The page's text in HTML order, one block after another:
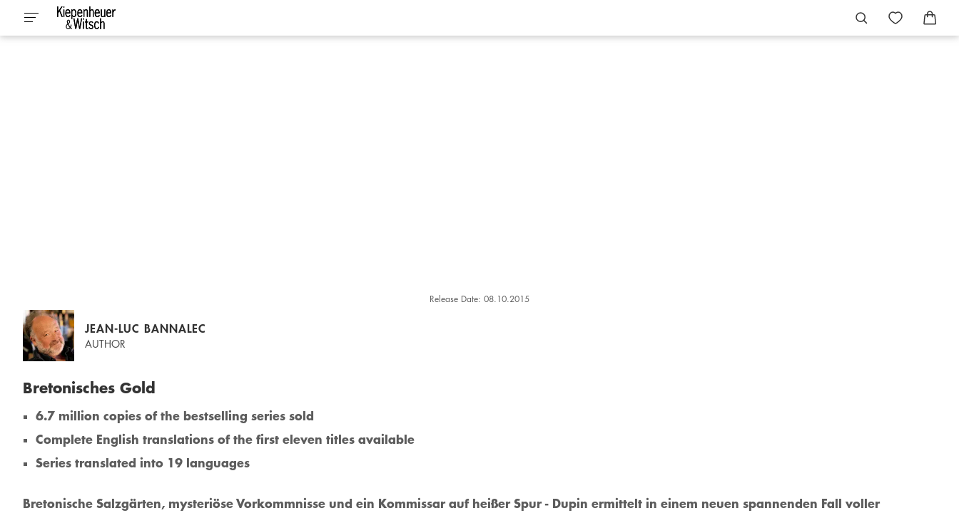
Release Date: 08.10.2015
JEAN-LUC BANNALEC
AUTHOR
Bretonisches Gold
6.7 million copies of the bestselling series sold
Complete English translations of the first eleven titles available
Series translated into 19 languages
Bretonische Salzgärten, mysteriöse Vorkommnisse und ein Kommissar auf heißer Spur - Dupin ermittelt in einem neuen spannenden Fall voller